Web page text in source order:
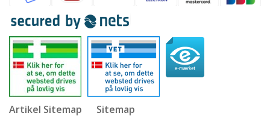
Artikel Sitemap Sitemap